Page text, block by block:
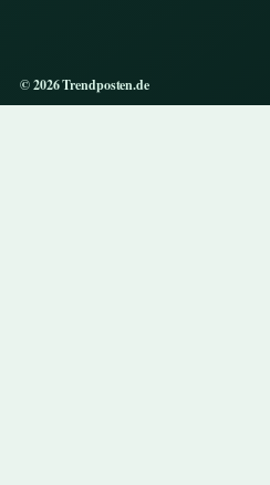
© 2026 Trendposten.de